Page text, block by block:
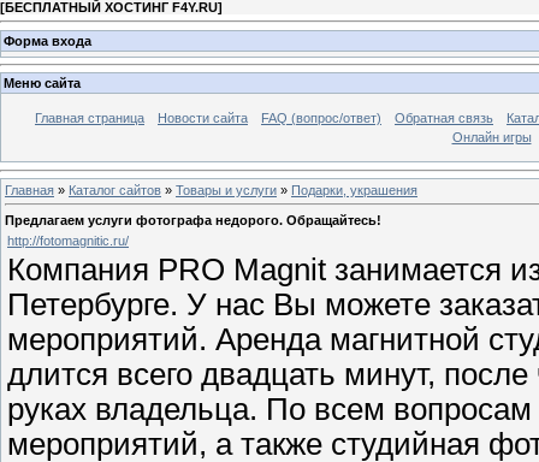
[БЕСПЛАТНЫЙ ХОСТИНГ F4Y.RU]
Форма входа
Меню сайта
Главная страница Новости сайта FAQ (вопрос/ответ) Обратная связь
Онлайн игры
Главная » Каталог сайтов » Товары и услуги » Подарки, украшения
Предлагаем услуги фотографа недорого. Обращайтесь!
http://fotomagnitic.ru/
Компания PRO Magnit занимается
Петербурге. У нас Вы можете
мероприятий. Аренда магнитной
длится всего двадцать минут,
руках владельца. По всем
мероприятий, а также студийная